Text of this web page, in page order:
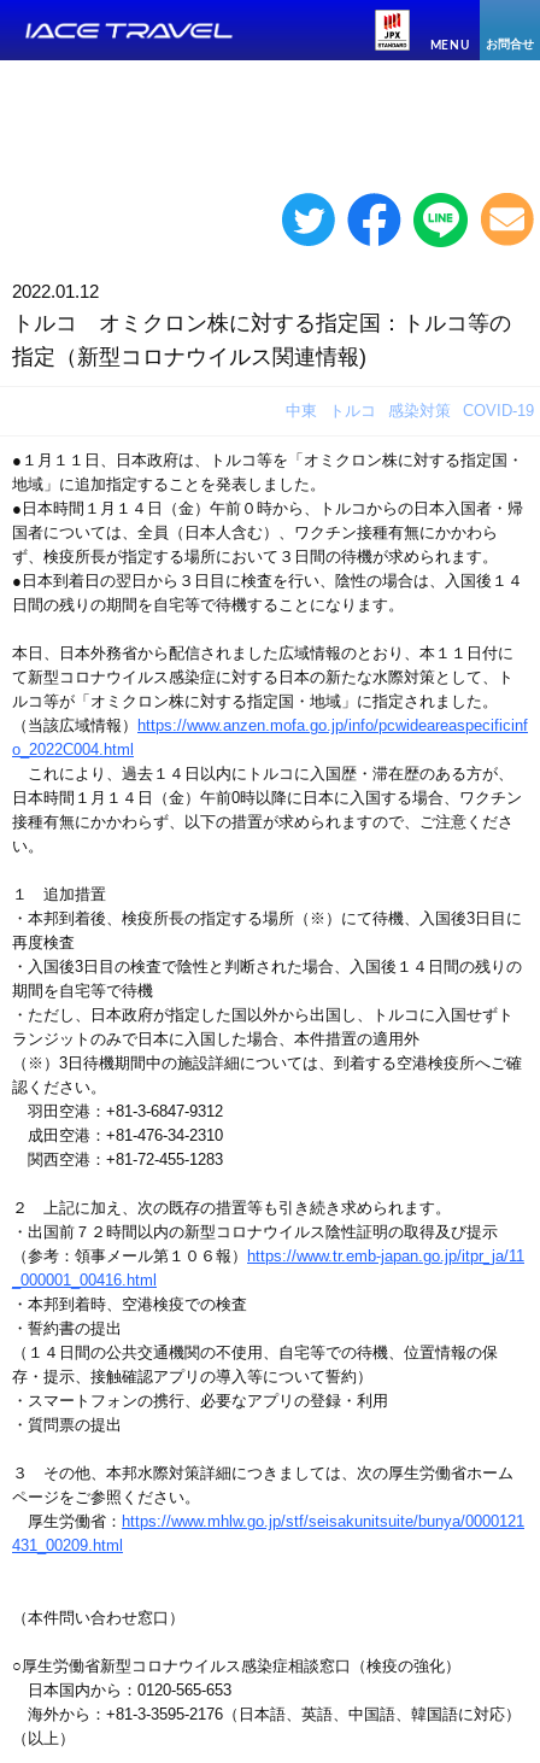
MENU お問合せ
2022.01.12
トルコ オミクロン株に対する指定国：トルコ等の
指定（新型コロナウイルス関連情報)
中東 トルコ 感染対策 COVID-19
●１月１１日、日本政府は、トルコ等を「オミクロン株に対する指定国・
地域」に追加指定することを発表しました。
●日本時間１月１４日（金）午前０時から、トルコからの日本入国者・帰
国者については、全員（日本人含む）、ワクチン接種有無にかかわら
ず、検疫所長が指定する場所において３日間の待機が求められます。
●日本到着日の翌日から３日目に検査を行い、陰性の場合は、入国後１４
日間の残りの期間を自宅等で待機することになります。
本日、日本外務省から配信されました広域情報のとおり、本１１日付に
て新型コロナウイルス感染症に対する日本の新たな水際対策として、ト
ルコ等が「オミクロン株に対する指定国・地域」に指定されました。
（当該広域情報）
https://www.anzen.mofa.go.jp/info/pcwideareaspecificinf
o_2022C004.html
これにより、過去１４日以内にトルコに入国歴・滞在歴のある方が、
日本時間１月１４日（金）午前0時以降に日本に入国する場合、ワクチン
接種有無にかかわらず、以下の措置が求められますので、ご注意くださ
い。
１ 追加措置
・本邦到着後、検疫所長の指定する場所（※）にて待機、入国後3日目に
再度検査
・入国後3日目の検査で陰性と判断された場合、入国後１４日間の残りの
期間を自宅等で待機
・ただし、日本政府が指定した国以外から出国し、トルコに入国せずト
ランジットのみで日本に入国した場合、本件措置の適用外
（※）3日待機期間中の施設詳細については、到着する空港検疫所へご確
認ください。
羽田空港：+81-3-6847-9312
成田空港：+81-476-34-2310
関西空港：+81-72-455-1283
２ 上記に加え、次の既存の措置等も引き続き求められます。
・出国前７２時間以内の新型コロナウイルス陰性証明の取得及び提示
（参考：領事メール第１０６報）
https://www.tr.emb-japan.go.jp/itpr_ja/11
_000001_00416.html
・本邦到着時、空港検疫での検査
・誓約書の提出
（１４日間の公共交通機関の不使用、自宅等での待機、位置情報の保
存・提示、接触確認アプリの導入等について誓約）
・スマートフォンの携行、必要なアプリの登録・利用
・質問票の提出
３ その他、本邦水際対策詳細につきましては、次の厚生労働省ホーム
ページをご参照ください。
厚生労働省： https://www.mhlw.go.jp/stf/seisakunitsuite/bunya/0000121
431_00209.html
（本件問い合わせ窓口）
○厚生労働省新型コロナウイルス感染症相談窓口（検疫の強化）
日本国内から：0120-565-653
海外から：+81-3-3595-2176（日本語、英語、中国語、韓国語に対応）
（以上）